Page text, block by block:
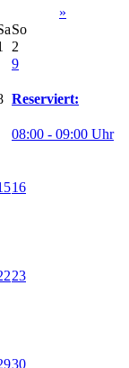
»
So
2
9
Reserviert:
08:00 - 09:00 Uhr
16
23
30